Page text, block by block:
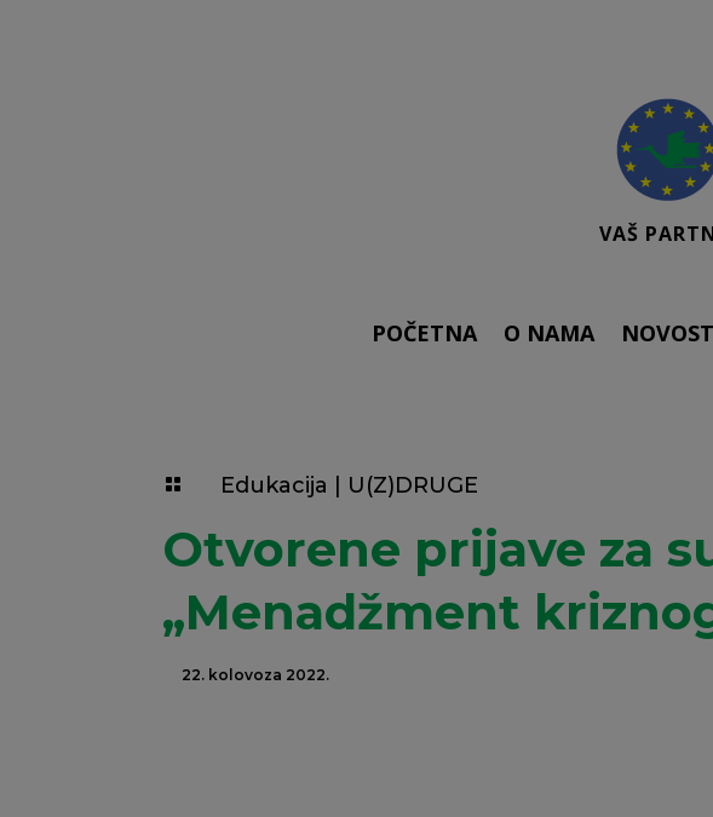
VAŠ
POČETNA O NAMA
 Edukacija U(Z)DRUGE
Otvorene prijave za
„Menadžment
22. kolovoza 2022.